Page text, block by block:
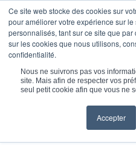
Ce site web stocke des cookies sur
pour améliorer votre expérience sur
personnalisés, tant sur ce site que
sur les cookies que nous utilisons,
confidentialité.
Nous ne suivrons pas vos
site. Mais afin de respecter vos
seul petit cookie afin que vous ne
Accepter
Vous êtes ici : Accueil / Connexion